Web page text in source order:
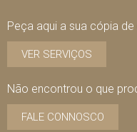
Peça aqui a sua cópia
VER SERVIÇOS
Não encontrou o que
FALE CONNOSCO